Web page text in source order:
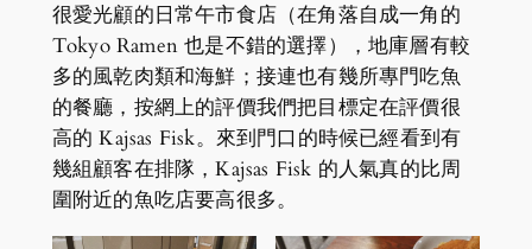
很愛光顧的日常午市食店（在角落自成一角的
Tokyo Ramen 也是不錯的選擇），地庫層有較
多的風乾肉類和海鮮；接連也有幾所專門吃魚
的餐廳，按網上的評價我們把目標定在評價很
高的 Kajsas Fisk。來到門口的時候已經看到有
幾組顧客在排隊，Kajsas Fisk 的人氣真的比周
圍附近的魚吃店要高很多。